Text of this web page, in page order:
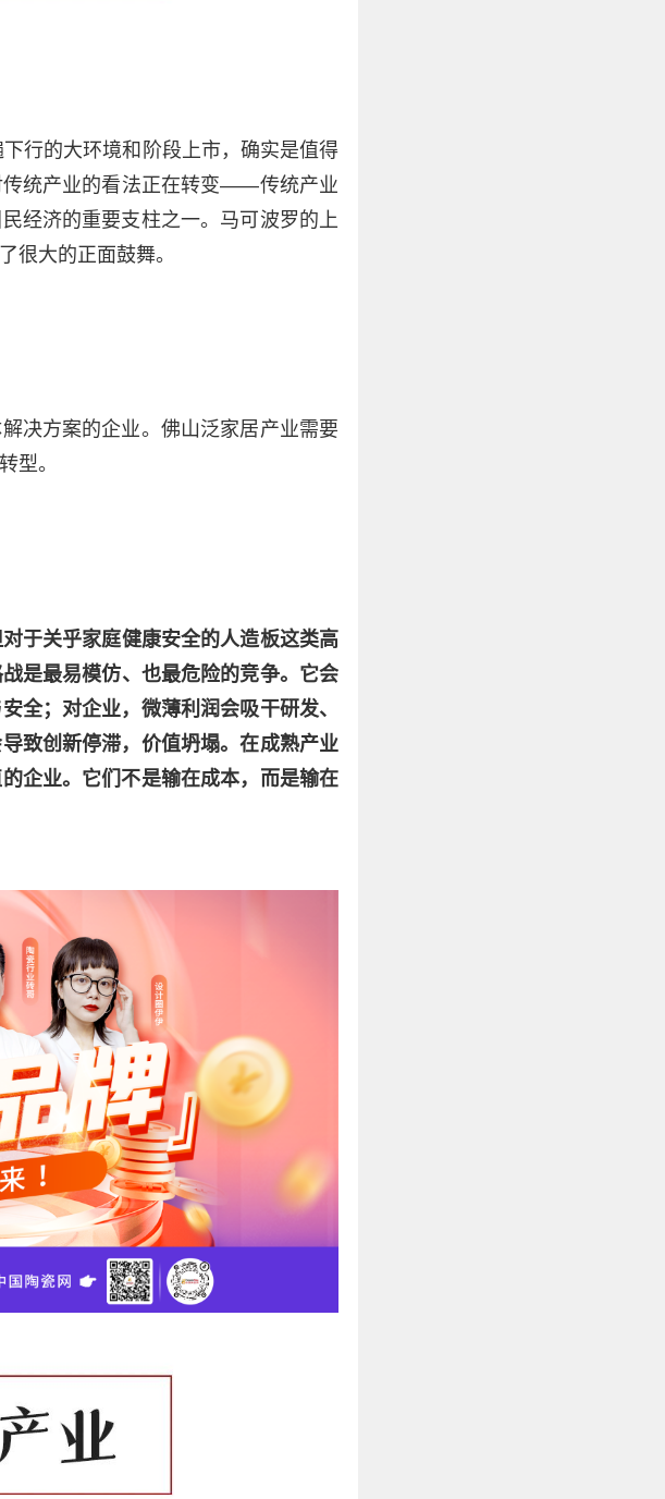
行的大环境和阶段上市，确实是值得
传统产业的看法正在转变——传统产业
经济的重要支柱之一。马可波罗的上
很大的正面鼓舞。
决方案的企业。佛山泛家居产业需要
型。
于关乎家庭健康安全的人造板这类高
是最易模仿、也最危险的竞争。它会
全；对企业，微薄利润会吸干研发、
致创新停滞，价值坍塌。在成熟产业
企业。它们不是输在成本，而是输在